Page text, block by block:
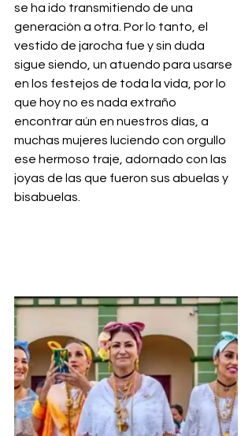
se ha ido transmitiendo de una
generación a otra. Por lo tanto, el
vestido de jarocha fue y sin duda
sigue siendo, un atuendo para usarse
en los festejos de toda la vida, por lo
que hoy no es nada extraño
encontrar aún en nuestros días, a
muchas mujeres luciendo con orgullo
ese hermoso traje, adornado con las
joyas de las que fueron sus abuelas y
bisabuelas.